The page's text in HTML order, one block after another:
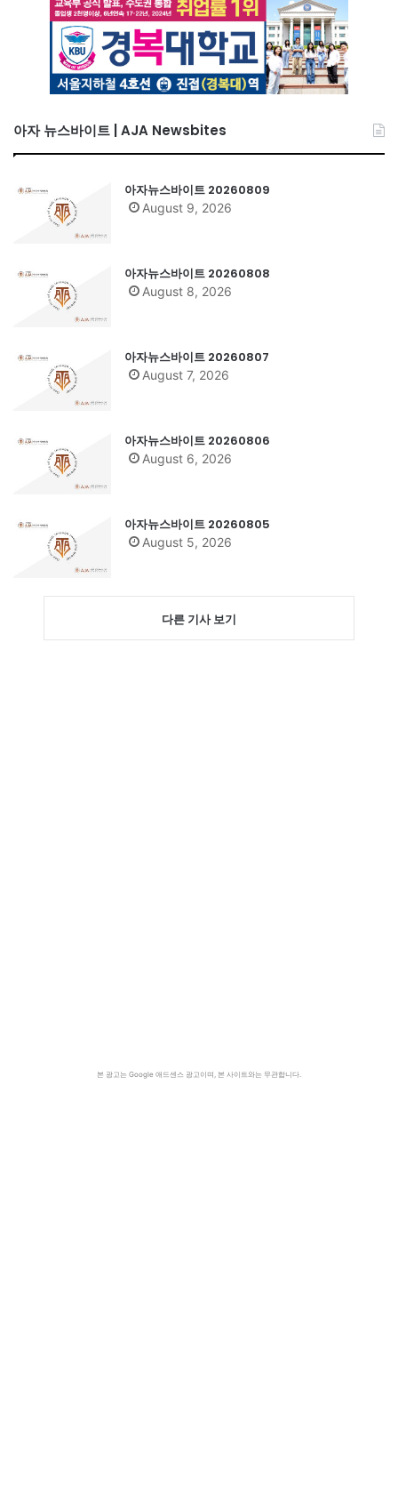
아자 뉴스바이트 | AJA Newsbites
아자뉴스바이트 20260809
August 9, 2026
아자뉴스바이트 20260808
August 8, 2026
아자뉴스바이트 20260807
August 7, 2026
아자뉴스바이트 20260806
August 6, 2026
아자뉴스바이트 20260805
August 5, 2026
다른 기사 보기
본 광고는 Google 애드센스 광고이며, 본 사이트와는 무관합니다.